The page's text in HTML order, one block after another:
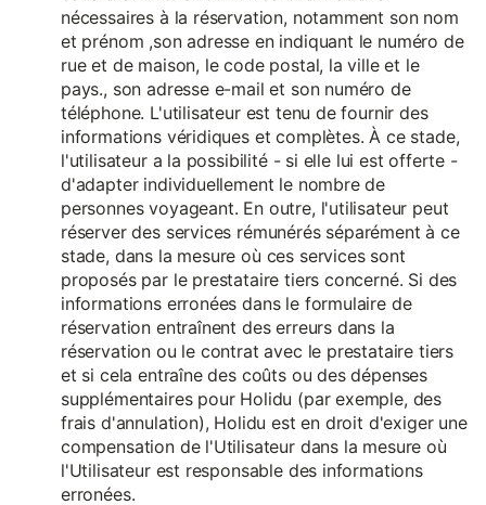
nécessaires à la réservation, notamment son nom
et prénom ,son adresse en indiquant le numéro de
rue et de maison, le code postal, la ville et le
pays., son adresse e-mail et son numéro de
téléphone. L'utilisateur est tenu de fournir des
informations véridiques et complètes. À ce stade,
l'utilisateur a la possibilité - si elle lui est offerte -
d'adapter individuellement le nombre de
personnes voyageant. En outre, l'utilisateur peut
réserver des services rémunérés séparément à ce
stade, dans la mesure où ces services sont
proposés par le prestataire tiers concerné. Si des
informations erronées dans le formulaire de
réservation entraînent des erreurs dans la
réservation ou le contrat avec le prestataire tiers
et si cela entraîne des coûts ou des dépenses
supplémentaires pour Holidu (par exemple, des
frais d'annulation), Holidu est en droit d'exiger une
compensation de l'Utilisateur dans la mesure où
l'Utilisateur est responsable des informations
erronées.